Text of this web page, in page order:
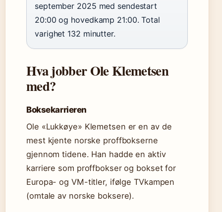
september 2025 med sendestart
20:00 og hovedkamp 21:00. Total
varighet 132 minutter.
Hva jobber Ole Klemetsen
med?
Boksekarrieren
Ole «Lukkøye» Klemetsen er en av de
mest kjente norske proffbokserne
gjennom tidene. Han hadde en aktiv
karriere som proffbokser og bokset for
Europa- og VM-titler, ifølge TVkampen
(omtale av norske boksere).